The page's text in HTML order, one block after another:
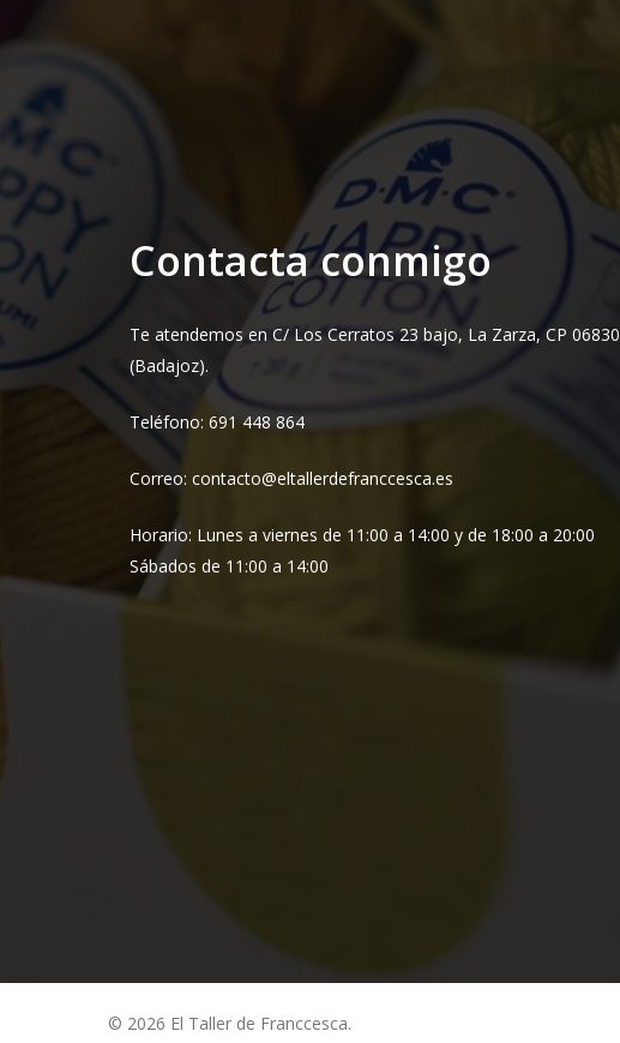
Contacta conmigo
Te atendemos en C/ Los Cerratos 23 bajo, La Zarza, CP 06830
(Badajoz).
Teléfono: 691 448 864
Correo: contacto@eltallerdefranccesca.es
Horario: Lunes a viernes de 11:00 a 14:00 y de 18:00 a 20:00
Sábados de 11:00 a 14:00
© 2026 El Taller de Franccesca.